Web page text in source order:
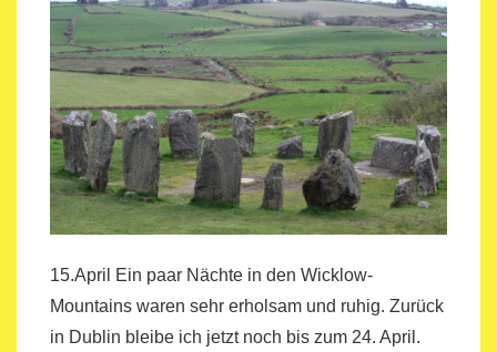
15.April Ein paar Nächte in den Wicklow-
Mountains waren sehr erholsam und ruhig. Zurück
in Dublin bleibe ich jetzt noch bis zum 24. April.